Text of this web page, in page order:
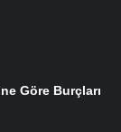
Göre Burçları